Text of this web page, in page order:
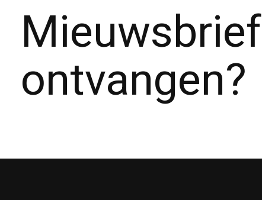
Mieuwsbrief
ontvangen?